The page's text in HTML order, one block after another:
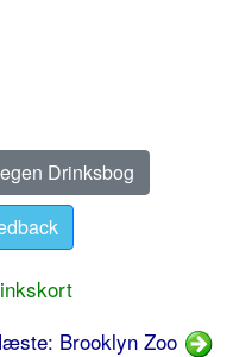
Drinksbog
Brooklyn Zoo